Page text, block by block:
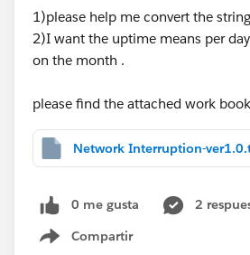
1)please help me convert the
2)I want the uptime means per
on the month .
please find the attached work book
Network Interruption-
0 me gusta
2
Compartir
Show menu